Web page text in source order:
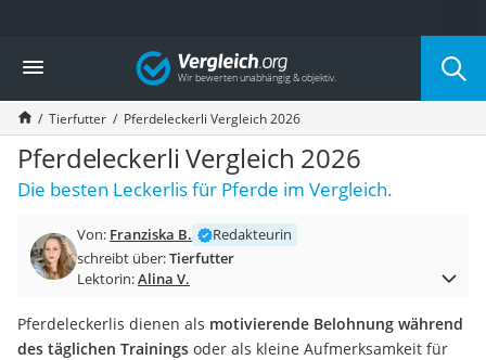
Die beliebtesten Vergleiche nach Kategorie
Drogerie
Inhalator
Haarschneider
Rollator
Braun Rasierer
Katzenklappe (Chip)
Masturbator
Massagepistole
Reisehaartrockner
Eiweißpulver
Vergleich
Tierfutter Pferdeleckerli Vergleich 2026
Pferdeleckerli Vergleich 2026
Die besten Leckerlis für Pferde im Vergleich.
Von: Franziska B.
Redakteurin
schreibt über:Tierfutter
Lektorin:Alina V.
Pferdeleckerlis dienen als motivierende Belohnung während
des täglichen Trainings oder als kleine Aufmerksamkeit für